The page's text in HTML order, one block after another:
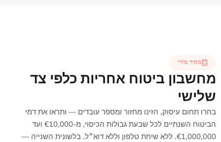
מחיר מידי
מחשבון ביטוח אחריות כלפי צד
שלישי
בחרו תחום עיסוק, הזינו מחזור ומספר עובדים — ותראו את דמי
הביטוח השנתיים לכל שבעת גבולות הכיסוי, מ-€10,000 ועד
€1,000,000. ללא שיחת טלפון וללא דוא״ל. בלשונית השנייה —